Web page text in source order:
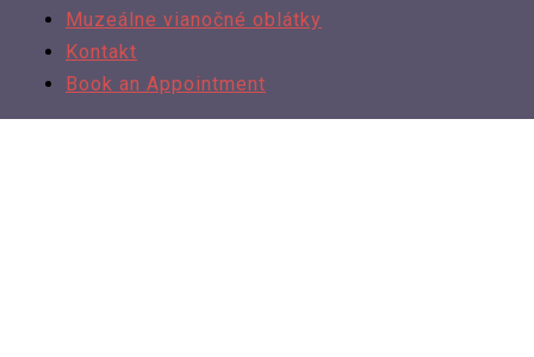
Muzeálne vianočné oblátky
Kontakt
Book an Appointment